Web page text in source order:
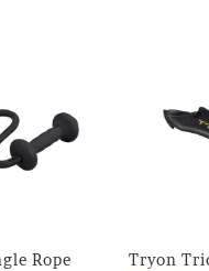
Rope Tryon